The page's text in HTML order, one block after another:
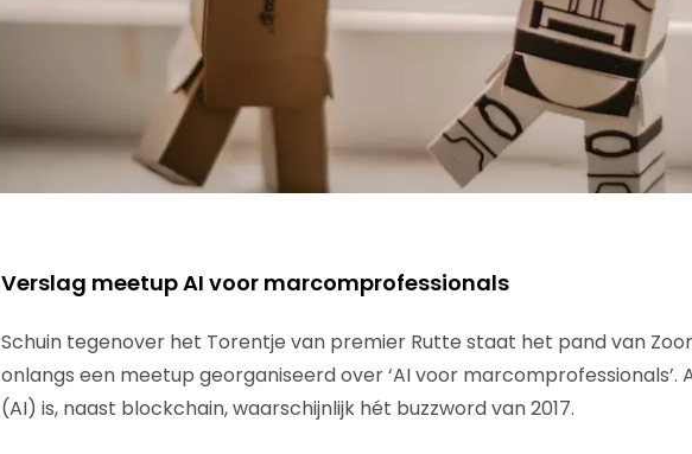
Verslag meetup AI voor marcomprofessionals
Schuin tegenover het Torentje van premier Rutte staat het pand van
onlangs een meetup georganiseerd over ‘AI voor marcomprofessionals’.
(AI) is, naast blockchain, waarschijnlijk hét buzzword van 2017.